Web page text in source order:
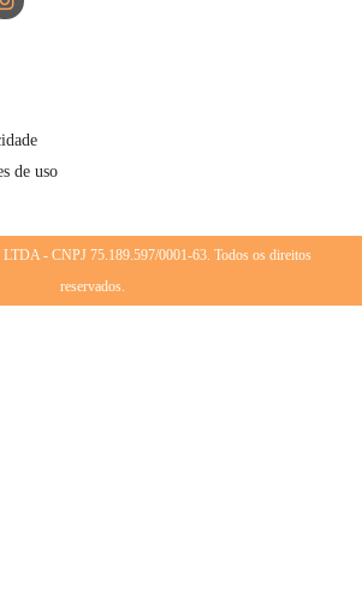
de uso
LTDA - CNPJ 75.189.597/0001-63. Todos os direitos
reservados.